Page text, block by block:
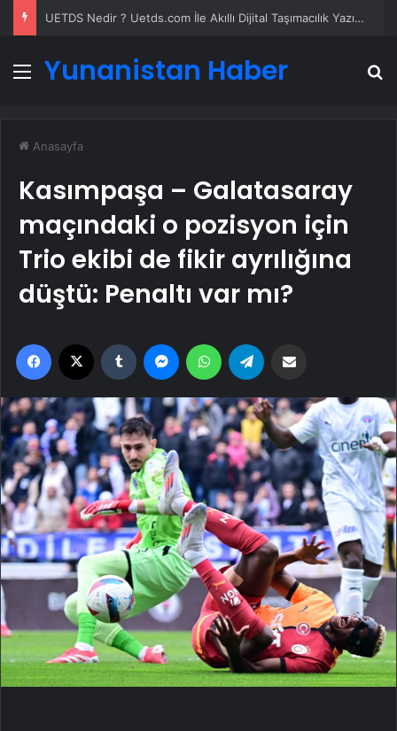
UETDS Nedir ? Uetds.com İle Akıllı Dijital Taşımacılık Yazılımı
Menü
Yunanistan Haber
Anasayfa
Kasımpaşa – Galatasaray
maçındaki o pozisyon için
Trio ekibi de fikir ayrılığına
düştü: Penaltı var mı?
Facebook Tumblr MessengerWhatsApp